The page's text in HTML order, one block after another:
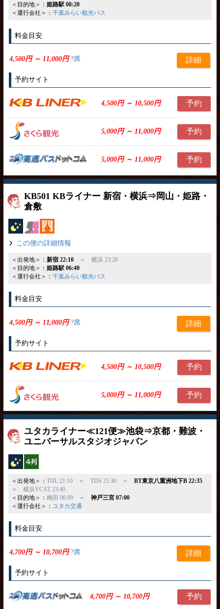
＜目的地＞： 姫路駅 08:20
＜運行会社＞： 千葉みらい観光バス
料金目安
4,500円 ～ 11,000円?席 詳細
予約サイト
4,500円 ～ 10,500円 予約
5,000円 ～ 11,000円 予約
5,000円 ～ 11,000円 予約
KB501 KBライナー 新宿・横浜⇒岡山・姫路・
倉敷
夜行バス女性安心
この便の詳細情報
＜出発地＞： 新宿 22:10＝ 横浜 23:20
＜目的地＞： 姫路駅 06:40
＜運行会社＞： 千葉みらい観光バス
料金目安
4,500円 ～ 11,000円?席 詳細
予約サイト
4,500円 ～ 10,500円 予約
5,000円 ～ 11,000円 予約
ユタカライナー≪121便≫池袋⇒京都・難波・
ユニバーサルスタジオジャパン
夜行バス
＜出発地＞： TDL 21:10 ＝ TDS 21:30 ＝ BT東京八重洲地下B 22:35
＝ 横浜YCAT 23:40
＜目的地＞： 梅田 06:00 ＝ 神戸三宮 07:00
＜運行会社＞： ユタカ交通
料金目安
4,700円 ～ 10,700円?席 詳細
予約サイト
4,700円 ～ 10,700円 予約